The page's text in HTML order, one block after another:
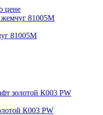
цене
81005М
К003 РW